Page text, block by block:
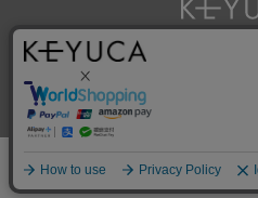
Copyright © KAWAJUN Co.,